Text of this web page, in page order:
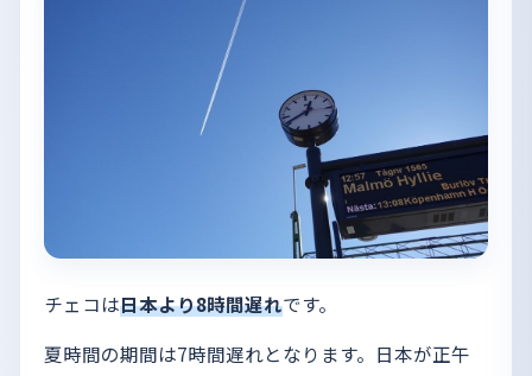
チェコは日本より8時間遅れです。
夏時間の期間は7時間遅れとなります。日本が正午